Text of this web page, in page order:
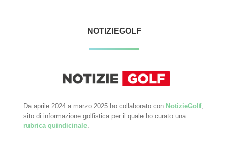
NOTIZIEGOLF
Da aprile 2024 a marzo 2025 ho collaborato con NotizieGolf,
sito di informazione golfistica per il quale ho curato una
rubrica quindicinale